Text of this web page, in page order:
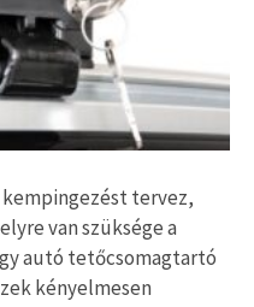
tervez,
van szüksége a
autó tetőcsomagtartó
kényelmesen